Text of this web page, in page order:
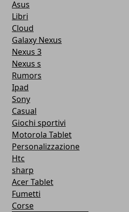
Asus
Libri
Cloud
Galaxy Nexus
Nexus 3
Nexus s
Rumors
Ipad
Sony
Casual
Giochi sportivi
Motorola Tablet
Personalizzazione
Htc
sharp
Acer Tablet
Fumetti
Corse